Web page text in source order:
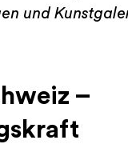
und
–